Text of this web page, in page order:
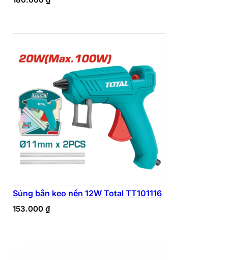
Súng bắn keo nến 12W Total TT101116
153.000 ₫